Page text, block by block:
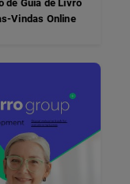
de Guia de Livro
Vindas Online